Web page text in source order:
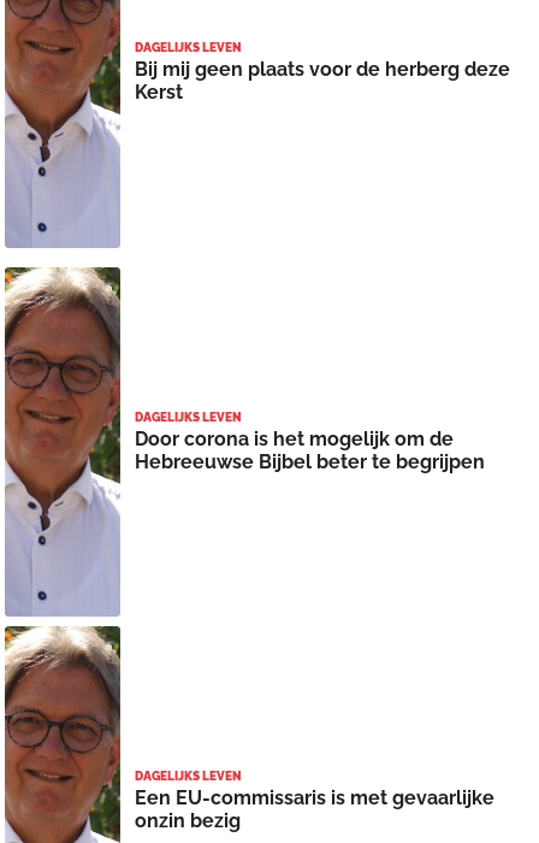
DAGELIJKS LEVEN
Bij mij geen plaats voor de herberg deze
Kerst
DAGELIJKS LEVEN
Door corona is het mogelijk om de
Hebreeuwse Bijbel beter te begrijpen
DAGELIJKS LEVEN
Een EU-commissaris is met gevaarlijke
onzin bezig